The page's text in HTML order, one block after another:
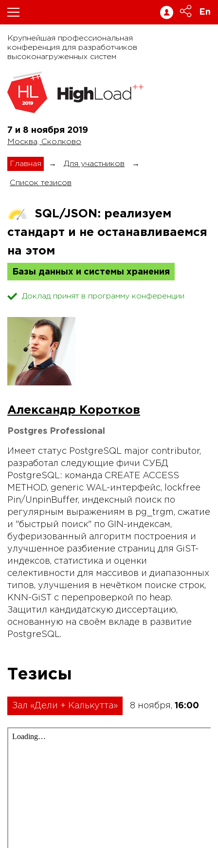
En
Крупнейшая профессиональная
конференция для разработчиков
высоконагруженных систем
7 и 8 ноября 2019
Москва, Сколково
Главная → Для участников →
Список тезисов
SQL/JSON: реализуем
стандарт и не останавливаемся
на этом
Базы данных и системы хранения
Доклад принят в программу конференции
Александр Коротков
Postgres Professional
Имеет статус PostgreSQL major contributor,
разработал следующие фичи СУБД
PostgreSQL: команда CREATE ACCESS
METHOD, generic WAL-интерфейс, lockfree
Pin/UnpinBuffer, индексный поиск по
регулярным выражениям в pg_trgm, сжатие
и "быстрый поиск" по GIN-индексам,
буферизованный алгоритм построения и
улучшенное разбиение страниц для GiST-
индексов, статистика и оценки
селективности для массивов и диапазонных
типов, улучшения в нечётком поиске строк,
KNN-GiST с перепроверкой по heap.
Защитил кандидатскую диссертацию,
основанную на своём вкладе в развитие
PostgreSQL.
Тезисы
Зал «Дели + Калькутта» 8 ноября, 16:00